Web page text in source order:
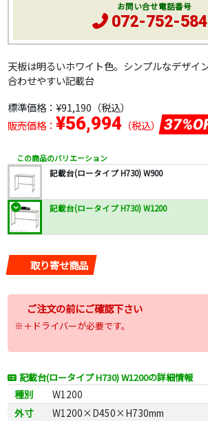
天板は明るいホワイト色。シンプルなデザイ
合わせやすい記載台
標準価格： ¥91,190 （税込）
販売価格： ¥56,994 （税込）
この商品のバリエーション
記載台(ロータイプ H730) W900
記載台(ロータイプ H730) W1200
取り寄せ商品
ご注文の前にご確認下さい
※＋ドライバーが必要です。
記載台(ロータイプ H730) W1200の詳細情報
種別
W1200
外寸
W1200×D450×H730mm
お問い合せ電話番号
072-752-